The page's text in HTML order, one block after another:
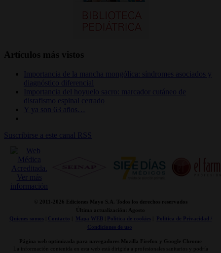
Artículos más vistos
Importancia de la mancha mongólica: síndromes asociados y
diagnóstico diferencial
Importancia del hoyuelo sacro: marcador cutáneo de
disrafismo espinal cerrado
Y ya son 63 años…
Suscribirse a este canal RSS
© 2011- 2026 Ediciones Mayo S.A. Todos los derechos reservados
Última actualización: Agosto
Quienes somos| Contacto Mapa WEB| Politica de cookies|
Politica de Privacidad /
Condiciones de uso
Página web optimizada para navegadores Mozilla Firefox y Google Chrome
La información contenida en esta web está dirigida a profesionales sanitarios y podría